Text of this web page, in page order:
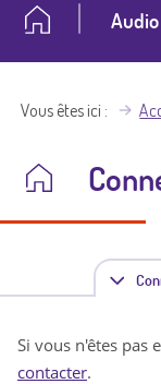
Audio
Vous êtes ici
Si vous n'êtes pas
contacter.